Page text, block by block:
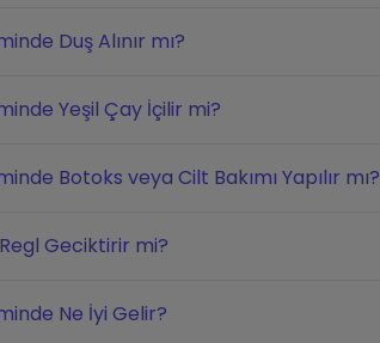
Duş Alınır mı?
Yeşil Çay İçilir mi?
Botoks veya Cilt Bakımı Yapılır mı?
Geciktirir mi?
Ne İyi Gelir?